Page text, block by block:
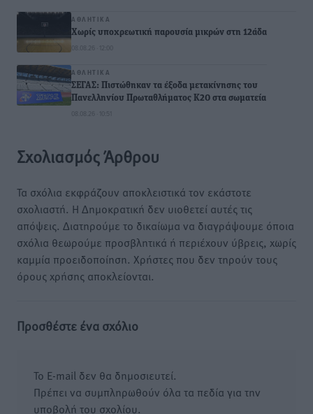
ΑΘΛΗΤΙΚΆ
Χωρίς υποχρεωτική παρουσία μικρών στη 12άδα
08.08.26 · 12:00
ΑΘΛΗΤΙΚΆ
ΣΕΓΑΣ: Πιστώθηκαν τα έξοδα μετακίνησης του
Πανελληνίου Πρωταθλήματος Κ20 στα σωματεία
08.08.26 · 10:51
Σχολιασμός Άρθρου
Τα σχόλια εκφράζουν αποκλειστικά τον εκάστοτε
σχολιαστή. Η Δημοκρατική δεν υιοθετεί αυτές τις
απόψεις. Διατηρούμε το δικαίωμα να διαγράψουμε όποια
σχόλια θεωρούμε προσβλητικά ή περιέχουν ύβρεις, χωρίς
καμμία προειδοποίηση. Χρήστες που δεν τηρούν τους
όρους χρήσης αποκλείονται.
Προσθέστε ένα σχόλιο
Το E-mail δεν θα δημοσιευτεί.
Πρέπει να συμπληρωθούν όλα τα πεδία για την
υποβολή του σχολίου.